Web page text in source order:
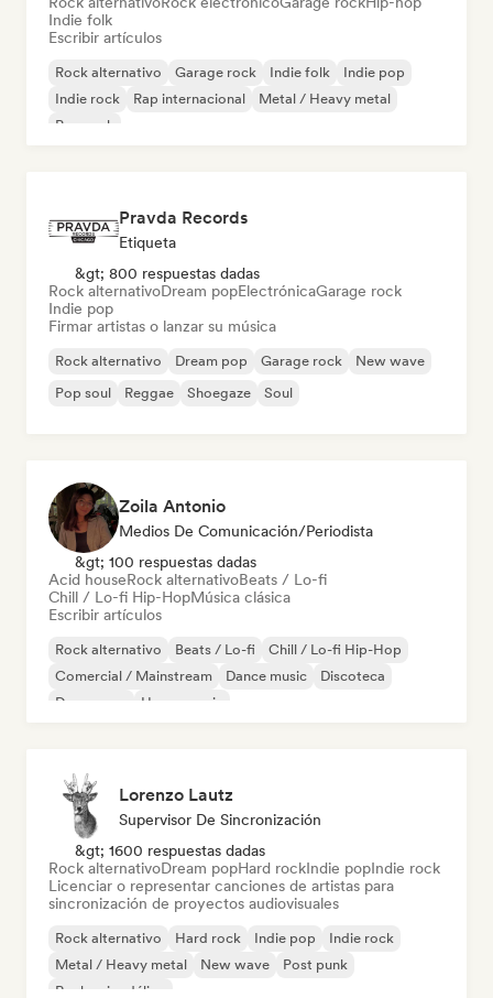
Indie folk
Escribir artículos
Rock alternativo Garage rock Indie folk
Indie pop
Indie rock
Rap internacional
Metal / Heavy metal
Pop rock
Pravda Records
Etiqueta
&gt; 800 respuestas dadas
Rock alternativoDream popElectrónicaGarage rock
Indie pop
Firmar artistas o lanzar su música
Rock alternativo Dream pop Garage rock
New wave
Pop soul
Reggae Shoegaze Soul
Zoila Antonio
Medios De Comunicación/Periodista
&gt; 100 respuestas dadas
Acid houseRock alternativoBeats / Lo-fi
Chill / Lo-fi Hip-HopMúsica clásica
Escribir artículos
Rock alternativo Beats / Lo-fi
Chill / Lo-fi Hip-Hop
Comercial / Mainstream
Dance music
Discoteca
Dream pop
House music
Lorenzo Lautz
Supervisor De Sincronización
&gt; 1600 respuestas dadas
Rock alternativoDream popHard rockIndie popIndie rock
Licenciar o representar canciones de artistas para
sincronización de proyectos audiovisuales
Rock alternativo Hard rock Indie pop
Indie rock
Metal / Heavy metal
New wave
Post punk
Rock psicodélico